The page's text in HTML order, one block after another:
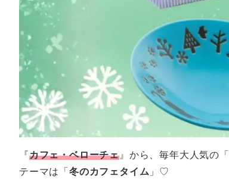
『カフェ・ベローチェ 』から、毎年大人気の「
テーマは「 冬のカフェタイム 」♡